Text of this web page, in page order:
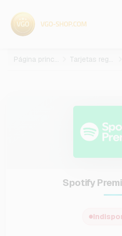
Página principal Tarjetas regalo
Spotify